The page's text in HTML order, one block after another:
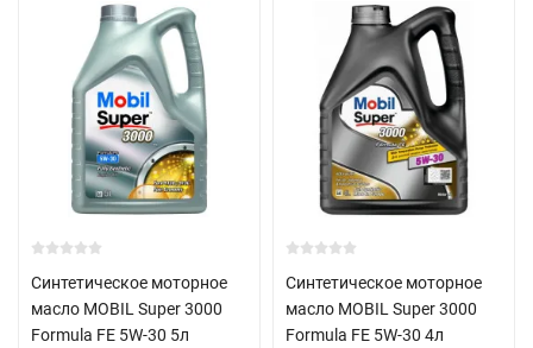
Синтетическое моторное
масло MOBIL Super 3000
Formula FE 5W-30 5л
Синтетическое моторное
масло MOBIL Super 3000
Formula FE 5W-30 4л